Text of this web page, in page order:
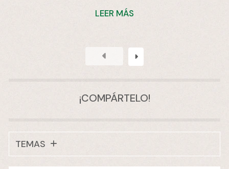
TEMAS
por carretera y si se produce un vertido. Según su
trabajando para lograr esta cobertura para sus
socios.Troncoso explicó que este tipo de accidentes
pueden llegar a costar hasta ...
LEER MÁS
¡COMPÁRTELO!